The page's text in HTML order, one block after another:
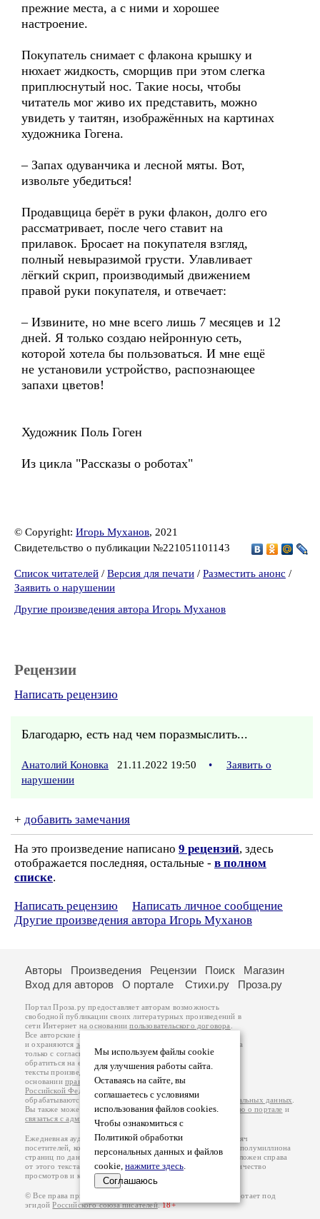
прежние места, а с ними и хорошее
настроение.
Покупатель снимает с флакона крышку и
нюхает жидкость, сморщив при этом слегка
приплюснутый нос. Такие носы, чтобы
читатель мог живо их представить, можно
увидеть у таитян, изображённых на картинах
художника Гогена.
– Запах одуванчика и лесной мяты. Вот,
извольте убедиться!
Продавщица берёт в руки флакон, долго его
рассматривает, после чего ставит на
прилавок. Бросает на покупателя взгляд,
полный невыразимой грусти. Улавливает
лёгкий скрип, производимый движением
правой руки покупателя, и отвечает:
– Извините, но мне всего лишь 7 месяцев и 12
дней. Я только создаю нейронную сеть,
которой хотела бы пользоваться. И мне ещё
не установили устройство, распознающее
запахи цветов!
Художник Поль Гоген
Из цикла "Рассказы о роботах"
© Copyright: Игорь Муханов, 2021
Свидетельство о публикации №221051101143
Список читателей / Версия для печати / Разместить анонс /
Заявить о нарушении
Другие произведения автора Игорь Муханов
Рецензии
Написать рецензию
Благодарю, есть над чем поразмыслить...
Анатолий Коновка 21.11.2022 19:50 •
Заявить о
нарушении
+ добавить замечания
На это произведение написано 9 рецензий, здесь
отображается последняя, остальные - в полном
списке.
Написать рецензию
Написать личное сообщение
Другие произведения автора Игорь Муханов
Мы используем файлы cookie
для улучшения работы сайта.
Оставаясь на сайте, вы
соглашаетесь с условиями
использования файлов cookies.
Чтобы ознакомиться с
Политикой обработки
персональных данных и файлов
cookie, нажмите здесь.
Соглашаюсь
Авторы Произведения Рецензии Поиск
Магазин
Вход для авторов
О портале Стихи.ру Проза.ру
Портал Проза.ру предоставляет авторам возможность
свободной публикации своих литературных произведений в
сети Интернет на основаниипользовательского договора
Все авторские права на произведения принадлежат авторам
и охраняются законом
. Перепечатка произведений возможна
только с согласия его автора, к которому вы можете
обратиться на его авторской странице. Ответственность за
тексты произведений авторы несут самостоятельно на
основанииправил публикацииизаконодательства
Российской Федерации
обрабатываются на основанииПолитики обработки персональных данных
Вы также можете посмотреть более подробнуюинформацию о портале и
связаться с администрацией
Ежедневная аудитория портала Проза.ру – порядка 100 тысяч
посетителей, которые в общей сумме просматривают более полумиллиона
страниц по данным счетчика посещаемости, который расположен справа
от этого текста. В каждой графе указано по две цифры: количество
просмотров и количество посетителей.
© Все права принадлежат авторам, 2000-2026. Портал работает под
эгидойРоссийского союза писателей.18+